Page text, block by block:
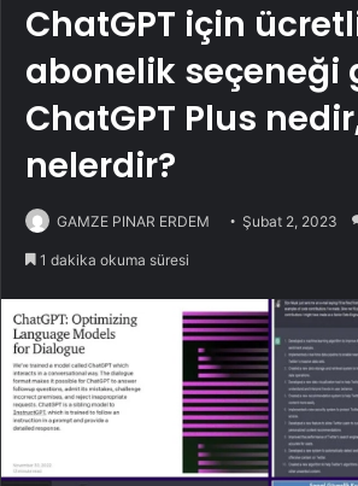
ChatGPT için
abonelik seçeneği
ChatGPT Plus
nelerdir?
GAMZE PINAR ERDEM Şubat 2, 2023
1 dakika okuma süresi